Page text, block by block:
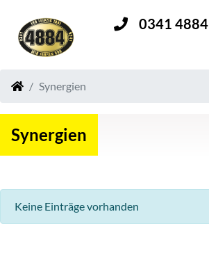
0341 4884
Synergien
Synergien
Keine Einträge vorhanden